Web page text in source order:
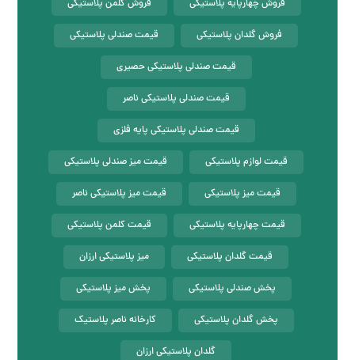
فروش چهارپایه پلاستیکی فروش کلمن پلاستیکی
فروش گلدان پلاستیکی قیمت صندلی پلاستیکی
قیمت صندلی پلاستیکی حصیری
قیمت صندلی پلاستیکی ناصر
قیمت صندلی پلاستیکی پایه فلزی
قیمت لوازم پلاستیکی قیمت میز صندلی پلاستیکی
قیمت میز پلاستیکی قیمت میز پلاستیکی ناصر
قیمت چهارپایه پلاستیکی قیمت کلمن پلاستیکی
قیمت گلدان پلاستیکی میز پلاستیکی ارزان
پخش صندلی پلاستیکی پخش میز پلاستیکی
پخش گلدان پلاستیکی کارخانه ناصر پلاستیک
گلدان پلاستیکی ارزان